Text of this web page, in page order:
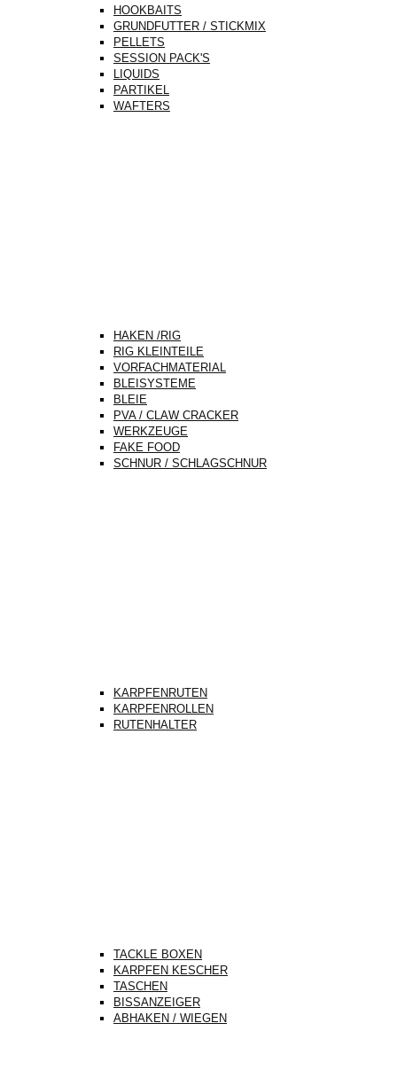
HOOKBAITS
GRUNDFUTTER / STICKMIX
PELLETS
SESSION PACK'S
LIQUIDS
PARTIKEL
WAFTERS
HAKEN /RIG
RIG KLEINTEILE
VORFACHMATERIAL
BLEISYSTEME
BLEIE
PVA / CLAW CRACKER
WERKZEUGE
FAKE FOOD
SCHNUR / SCHLAGSCHNUR
KARPFENRUTEN
KARPFENROLLEN
RUTENHALTER
TACKLE BOXEN
KARPFEN KESCHER
TASCHEN
BISSANZEIGER
ABHAKEN / WIEGEN